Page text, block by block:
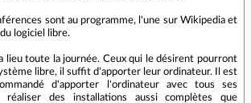
sont au programme, l'une sur Wikipedia et
logiciel libre.
lieu toute la journée. Ceux qui le désirent pourront
libre, il suffit d'apporter leur ordinateur. Il est
d'apporter l'ordinateur avec tous ses
réaliser des installations aussi complètes que